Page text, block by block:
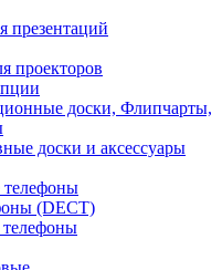
презентаций
проекторов
доски, Флипчарты,
доски и аксессуары
(DECT)